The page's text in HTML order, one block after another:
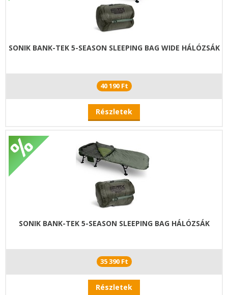
SONIK BANK-TEK 5-SEASON SLEEPING BAG WIDE HÁLÓZSÁK
40 190 Ft
Részletek
SONIK BANK-TEK 5-SEASON SLEEPING BAG HÁLÓZSÁK
35 390 Ft
Részletek